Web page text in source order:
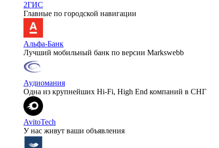
2ГИС
Главные по городской навигации
Альфа-Банк
Лучший мобильный банк по версии Markswebb
Аудиомания
Одна из крупнейших Hi-Fi, High End компаний в СНГ
AvitoTech
У нас живут ваши объявления